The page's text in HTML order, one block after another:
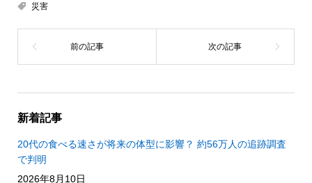
災害
新着記事
20代の食べる速さが将来の体型に影響？ 約56万人の追跡調査
で判明
2026年8月10日